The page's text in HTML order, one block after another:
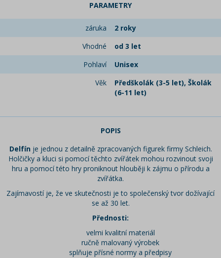
PARAMETRY
záruka
2 roky
Vhodné
od 3 let
Pohlaví
Unisex
Věk
Předškolák (3-5 let), Školák
(6-11 let)
POPIS
Delfínje jednou z detailně zpracovaných figurek firmy Schleich.
Holčičky a kluci si pomocí těchto zvířátek mohou rozvinout svoji
hru a pomocí této hry proniknout hlouběji k zájmu o přírodu a
zvířátka.
Zajímavostí je, že ve skutečnosti je to společenský tvor dožívající
se až 30 let.
Přednosti:
velmi kvalitní materiál
ručně malovaný výrobek
splňuje přísné normy a předpisy